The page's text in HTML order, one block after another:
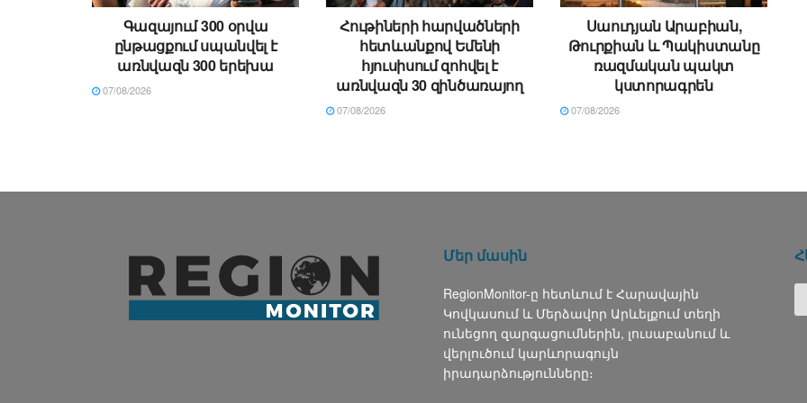
Գազայում 300 օրվա
ընթացքում սպանվել է
առնվազն 300 երեխա
07/08/2026
Հութիների հարվածների
հետևանքով Եմենի
հյուսիսում զոհվել է
առնվազն 30 զինծառայող
07/08/2026
Սաուդյան Արաբիան,
Թուրքիան և Պակիստանը
ռազմական պակտ
կստորագրեն
07/08/2026
Մեր մասին
RegionMonitor-ը հետևում է Հարավային
Կովկասում և Մերձավոր Արևելքում տեղի
ունեցող զարգացումներին, լուսաբանում և
վերլուծում կարևորագույն
իրադարձությունները։